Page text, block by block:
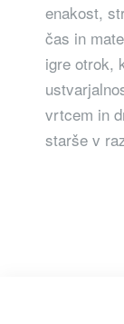
enakost,
čas in
igre otrok,
vrtcem in
starše v